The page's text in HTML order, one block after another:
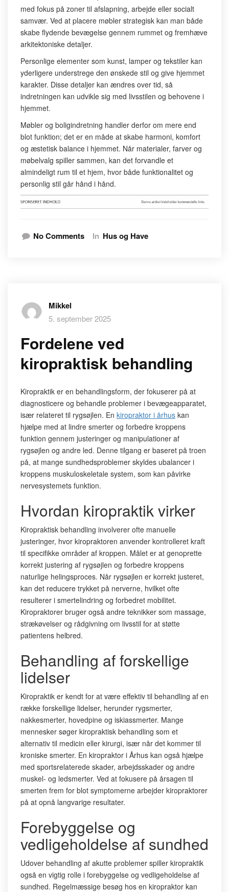
med fokus på zoner til afslapning, arbejde eller socialt
samvær. Ved at placere møbler strategisk kan man både
skabe flydende bevægelse gennem rummet og fremhæve
arkitektoniske detaljer.
Personlige elementer som kunst, lamper og tekstiler kan
yderligere understrege den ønskede stil og give hjemmet
karakter. Disse detaljer kan ændres over tid, så
indretningen kan udvikle sig med livsstilen og behovene i
hjemmet.
Møbler og boligindretning handler derfor om mere end
blot funktion; det er en måde at skabe harmoni, komfort
og æstetisk balance i hjemmet. Når materialer, farver og
møbelvalg spiller sammen, kan det forvandle et
almindeligt rum til et hjem, hvor både funktionalitet og
personlig stil går hånd i hånd.
No Comments In Hus og Have
Mikkel
5. september 2025
Fordelene ved
kiropraktisk behandling
Kiropraktik er en behandlingsform, der fokuserer på at
diagnosticere og behandle problemer i bevægeapparatet,
især relateret til rygsøjlen. En kiropraktor i århus kan
hjælpe med at lindre smerter og forbedre kroppens
funktion gennem justeringer og manipulationer af
rygsøjlen og andre led. Denne tilgang er baseret på troen
på, at mange sundhedsproblemer skyldes ubalancer i
kroppens muskuloskeletale system, som kan påvirke
nervesystemets funktion.
Hvordan kiropraktik virker
Kiropraktisk behandling involverer ofte manuelle
justeringer, hvor kiropraktoren anvender kontrolleret kraft
til specifikke områder af kroppen. Målet er at genoprette
korrekt justering af rygsøjlen og forbedre kroppens
naturlige helingsproces. Når rygsøjlen er korrekt justeret,
kan det reducere trykket på nerverne, hvilket ofte
resulterer i smertelindring og forbedret mobilitet.
Kiropraktorer bruger også andre teknikker som massage,
strækøvelser og rådgivning om livsstil for at støtte
patientens helbred.
Behandling af forskellige
lidelser
Kiropraktik er kendt for at være effektiv til behandling af en
række forskellige lidelser, herunder rygsmerter,
nakkesmerter, hovedpine og iskiassmerter. Mange
mennesker søger kiropraktisk behandling som et
alternativ til medicin eller kirurgi, især når det kommer til
kroniske smerter. En kiropraktor i Århus kan også hjælpe
med sportsrelaterede skader, arbejdsskader og andre
muskel- og ledsmerter. Ved at fokusere på årsagen til
smerten frem for blot symptomerne arbejder kiropraktorer
på at opnå langvarige resultater.
Forebyggelse og
vedligeholdelse af sundhed
Udover behandling af akutte problemer spiller kiropraktik
også en vigtig rolle i forebyggelse og vedligeholdelse af
sundhed. Regelmæssige besøg hos en kiropraktor kan